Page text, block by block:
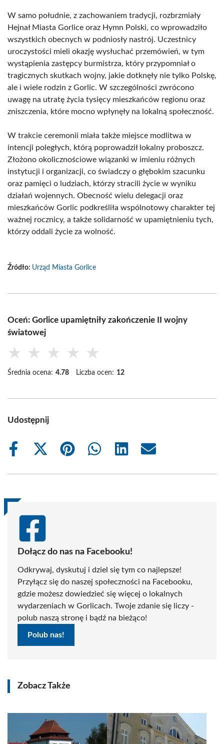
W samo południe, z zachowaniem tradycji, rozbrzmiały
Hejnał Miasta Gorlice oraz Hymn Polski, co wprowadziło
wszystkich obecnych w podniosły nastrój. Uczestnicy
uroczystości mieli okazję wysłuchać przemówień, w tym
wystąpienia zastępcy burmistrza, który przypomniał o
tragicznych skutkach wojny, jakie dotknęły nie tylko Polskę,
ale i wiele rodzin z Gorlic. W szczególności zwrócono
uwagę na utratę życia tysięcy mieszkańców regionu oraz
zniszczenia, które mocno wpłynęły na lokalną społeczność.
W trakcie ceremonii miała także miejsce modlitwa w
intencji poległych, którą poprowadził lokalny proboszcz.
Złożono okolicznościowe wiązanki w imieniu różnych
instytucji i organizacji, co świadczy o głębokim szacunku
oraz pamięci o ludziach, którzy stracili życie w wyniku
działań wojennych. Obecność wielu delegacji oraz
mieszkańców Gorlic podkreśliła wspólnotowy charakter tej
ważnej rocznicy, a także solidarność w upamiętnieniu tych,
którzy oddali życie za wolność.
Źródło: Urząd Miasta Gorlice
Oceń: Gorlice upamiętniły zakończenie II wojny
światowej
★ ★ ★ ★ ★
Średnia ocena: 4.78 Liczba ocen: 12
Udostępnij
Share
Share
(Twitter)
Share
Share
Share
Share
Dołącz do nas na Facebooku!
Odkrywaj, dyskutuj i dziel się tym co najlepsze!
Przyłącz się do naszej społeczności na Facebooku,
gdzie możesz dowiedzieć się więcej o lokalnych
wydarzeniach w Gorlicach. Twoje zdanie się liczy -
polub naszą stronę i bądź na bieżąco!
Polub nas!
Zobacz Także